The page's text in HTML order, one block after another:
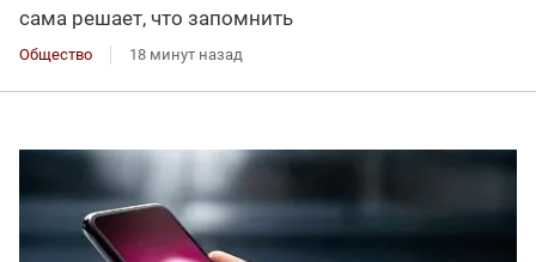
сама решает, что запомнить
Общество 18 минут назад